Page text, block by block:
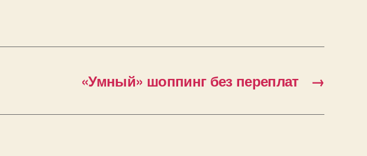
→
«Умный» шоппинг без переплат